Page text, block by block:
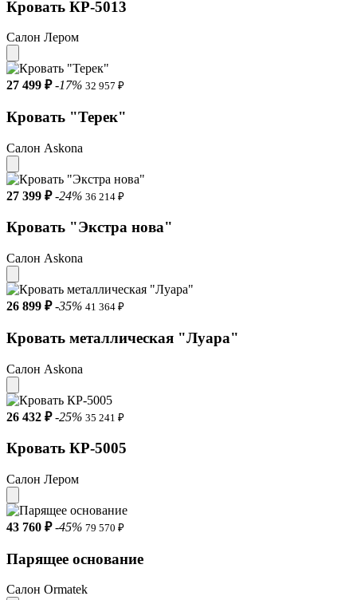
Кровать КР-5013
Салон Лером
27 499 ₽ -17% 32 957 ₽
Кровать "Терек"
Салон Askona
27 399 ₽ -24% 36 214 ₽
Кровать "Экстра нова"
Салон Askona
26 899 ₽ -35% 41 364 ₽
Кровать металлическая "Луара"
Салон Askona
26 432 ₽ -25% 35 241 ₽
Кровать КР-5005
Салон Лером
43 760 ₽ -45% 79 570 ₽
Парящее основание
Салон Ormatek